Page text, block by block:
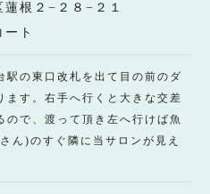
蓮根２−２８−２１
ト
駅の東口改札を出て目の前のダ
ます。右手へ行くと大きな交差
ので、渡って頂き左へ行けば魚
ん)のすぐ隣に当サロンが見え